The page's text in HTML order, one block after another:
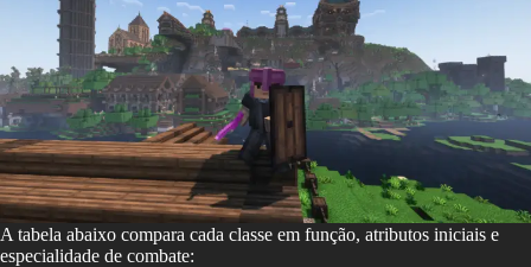
A tabela abaixo compara cada classe em função, atributos iniciais e
especialidade de combate: